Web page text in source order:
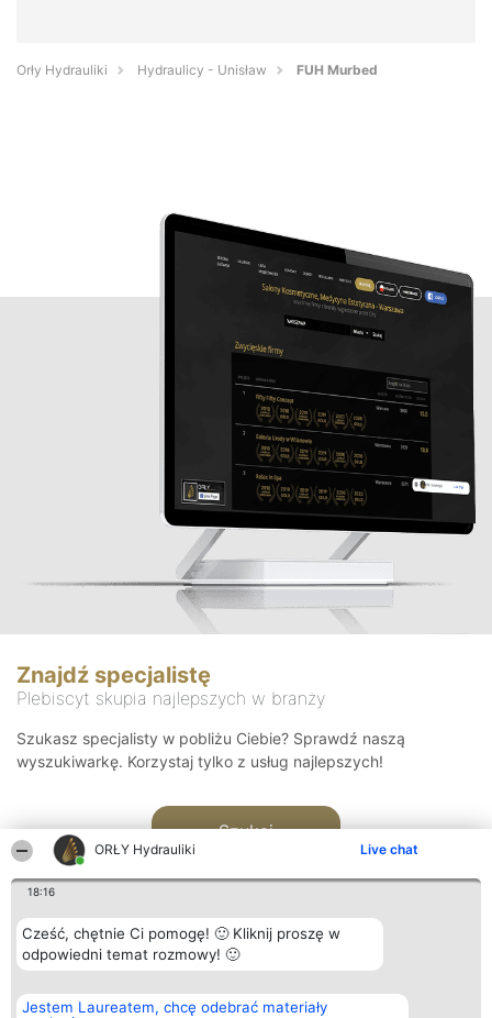
ORŁY Hydrauliki Live chat
18:16
Cześć, chętnie Ci pomogę! 🙂 Kliknij proszę w
odpowiedni temat rozmowy! 🙂
Jestem Laureatem, chcę odebrać materiały
Orły Hydrauliki Hydraulicy - Unisław FUH Murbed
Znajdź specjalistę
Plebiscyt skupia najlepszych w branży
Szukasz specjalisty w pobliżu Ciebie? Sprawdź naszą
wyszukiwarkę. Korzystaj tylko z usług najlepszych!
Szukaj
Organizator plebiscytu
Bright Side Solutions sp. z o.
Plebiscyt
Laureaci
Kontakt
Kontakt